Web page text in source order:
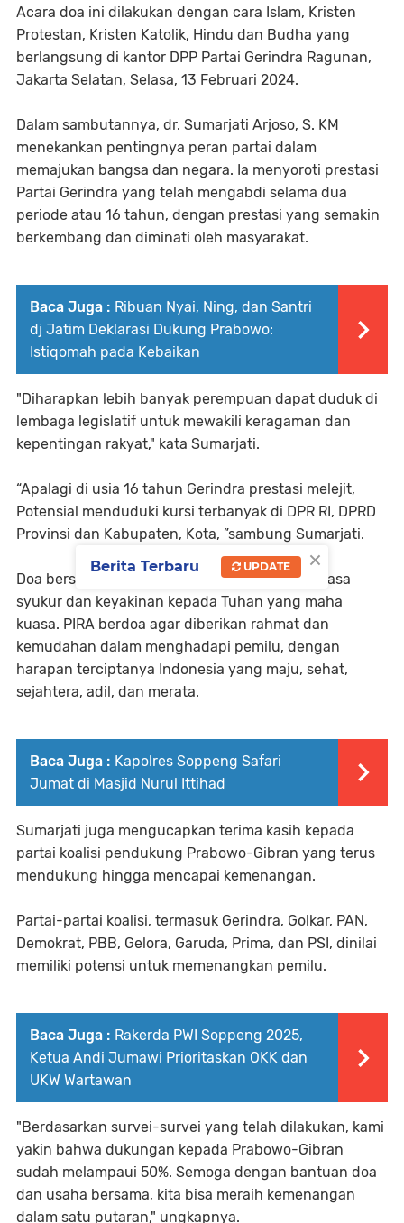
Acara doa ini dilakukan dengan cara Islam, Kristen
Protestan, Kristen Katolik, Hindu dan Budha yang
berlangsung di kantor DPP Partai Gerindra Ragunan,
Jakarta Selatan, Selasa, 13 Februari 2024.
Dalam sambutannya, dr. Sumarjati Arjoso, S. KM
menekankan pentingnya peran partai dalam
memajukan bangsa dan negara. Ia menyoroti prestasi
Partai Gerindra yang telah mengabdi selama dua
periode atau 16 tahun, dengan prestasi yang semakin
berkembang dan diminati oleh masyarakat.
Baca Juga : Ribuan Nyai, Ning, dan Santri
dj Jatim Deklarasi Dukung Prabowo:
Istiqomah pada Kebaikan
"Diharapkan lebih banyak perempuan dapat duduk di
lembaga legislatif untuk mewakili keragaman dan
kepentingan rakyat," kata Sumarjati.
“Apalagi di usia 16 tahun Gerindra prestasi melejit,
Potensial menduduki kursi terbanyak di DPR RI, DPRD
Provinsi dan Kabupaten, Kota, ”sambung Sumarjati.
Doa bersama tersebut merupakan ungkapan rasa
syukur dan keyakinan kepada Tuhan yang maha
kuasa. PIRA berdoa agar diberikan rahmat dan
kemudahan dalam menghadapi pemilu, dengan
harapan terciptanya Indonesia yang maju, sehat,
sejahtera, adil, dan merata.
Baca Juga : Kapolres Soppeng Safari
Jumat di Masjid Nurul Ittihad
Sumarjati juga mengucapkan terima kasih kepada
partai koalisi pendukung Prabowo-Gibran yang terus
mendukung hingga mencapai kemenangan.
Partai-partai koalisi, termasuk Gerindra, Golkar, PAN,
Demokrat, PBB, Gelora, Garuda, Prima, dan PSI, dinilai
memiliki potensi untuk memenangkan pemilu.
Baca Juga : Rakerda PWI Soppeng 2025,
Ketua Andi Jumawi Prioritaskan OKK dan
UKW Wartawan
"Berdasarkan survei-survei yang telah dilakukan, kami
yakin bahwa dukungan kepada Prabowo-Gibran
sudah melampaui 50%. Semoga dengan bantuan doa
dan usaha bersama, kita bisa meraih kemenangan
dalam satu putaran," ungkapnya.
×
Berita Terbaru UPDATE